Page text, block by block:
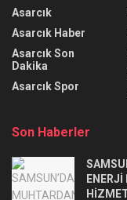
Asarcık
Asarcık Haber
Asarcık Son
Dakika
Asarcık Spor
Son Haberler